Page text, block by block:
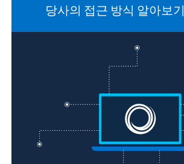
당사의 접근 방식 알아보기